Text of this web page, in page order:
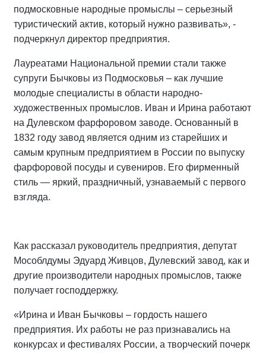
подмосковные народные промыслы – серьезный
туристический актив, который нужно развивать», -
подчеркнул директор предприятия.
Лауреатами Национальной премии стали также
супруги Бычковы из Подмосковья – как лучшие
молодые специалисты в области народно-
художественных промыслов. Иван и Ирина работают
на Дулевском фарфоровом заводе. Основанный в
1832 году завод является одним из старейших и
самым крупным предприятием в России по выпуску
фарфоровой посуды и сувениров. Его фирменный
стиль — яркий, праздничный, узнаваемый с первого
взгляда.
Как рассказал руководитель предприятия, депутат
Мособлдумы Эдуард Живцов, Дулевский завод, как и
другие производители народных промыслов, также
получает господдержку.
«Ирина и Иван Бычковы – гордость нашего
предприятия. Их работы не раз признавались на
конкурсах и фестивалях России, а творческий почерк